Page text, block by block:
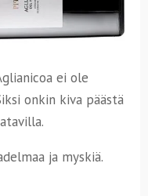
ei ole
onkin kiva päästä
ja myskiä.